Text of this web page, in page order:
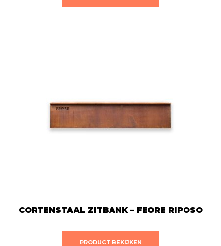
CORTENSTAAL ZITBANK – FEORE RIPOSO
PRODUCT BEKIJKEN